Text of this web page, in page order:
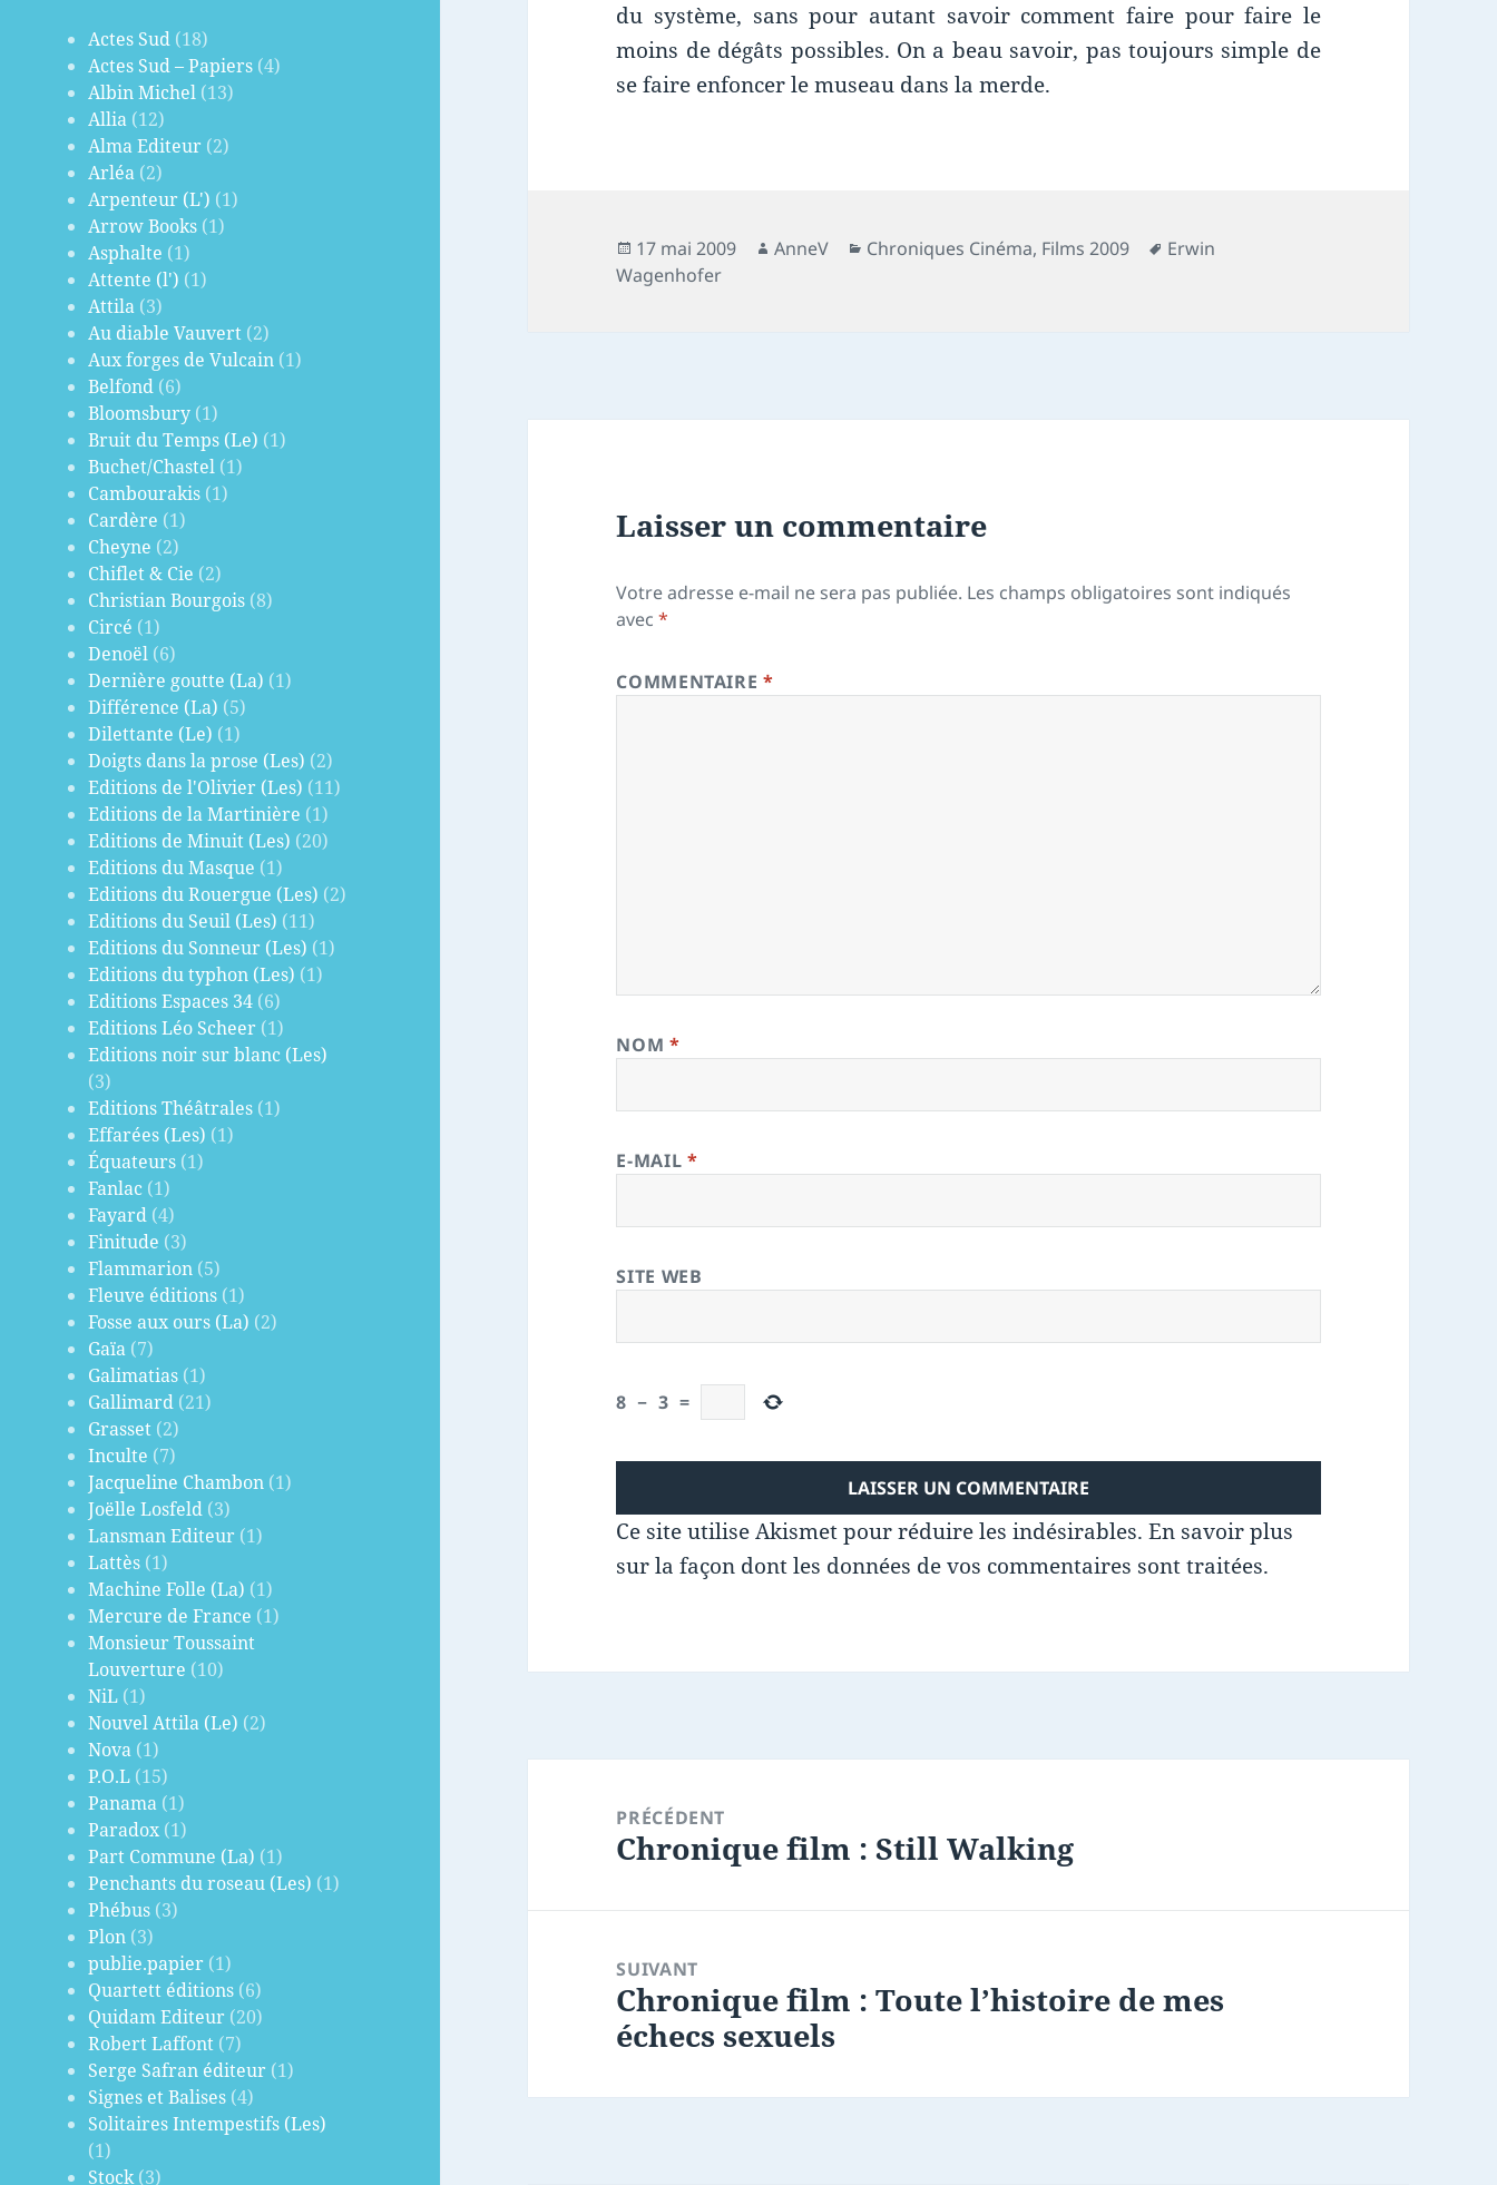
Actes Sud (18)
Actes Sud – Papiers (4)
Albin Michel (13)
Allia (12)
Alma Editeur (2)
Arléa (2)
Arpenteur (L') (1)
Arrow Books (1)
Asphalte (1)
Attente (l') (1)
Attila (3)
Au diable Vauvert (2)
Aux forges de Vulcain (1)
Belfond (6)
Bloomsbury (1)
Bruit du Temps (Le) (1)
Buchet/Chastel (1)
Cambourakis (1)
Cardère (1)
Cheyne (2)
Chiflet & Cie (2)
Christian Bourgois (8)
Circé (1)
Denoël (6)
Dernière goutte (La) (1)
Différence (La) (5)
Dilettante (Le) (1)
Doigts dans la prose (Les) (2)
Editions de l'Olivier (Les) (11)
Editions de la Martinière (1)
Editions de Minuit (Les) (20)
Editions du Masque (1)
Editions du Rouergue (Les) (2)
Editions du Seuil (Les) (11)
Editions du Sonneur (Les) (1)
Editions du typhon (Les) (1)
Editions Espaces 34 (6)
Editions Léo Scheer (1)
Editions noir sur blanc (Les)
(3)
Editions Théâtrales (1)
Effarées (Les) (1)
Équateurs (1)
Fanlac (1)
Fayard (4)
Finitude (3)
Flammarion (5)
Fleuve éditions (1)
Fosse aux ours (La) (2)
Gaïa (7)
Galimatias (1)
Gallimard (21)
Grasset (2)
Inculte (7)
Jacqueline Chambon (1)
Joëlle Losfeld (3)
Lansman Editeur (1)
Lattès (1)
Machine Folle (La) (1)
Mercure de France (1)
Monsieur Toussaint
Louverture (10)
NiL (1)
Nouvel Attila (Le) (2)
Nova (1)
P.O.L (15)
Panama (1)
Paradox (1)
Part Commune (La) (1)
Penchants du roseau (Les) (1)
Phébus (3)
Plon (3)
publie.papier (1)
Quartett éditions (6)
Quidam Editeur (20)
Robert Laffont (7)
Serge Safran éditeur (1)
Signes et Balises (4)
Solitaires Intempestifs (Les)
(1)
Stock(3)
du système, sans pour autant savoir comment faire pour faire le
moins de dégâts possibles. On a beau savoir, pas toujours simple de
se faire enfoncer le museau dans la merde.
Publié
le
17 mai 2009 Auteur
AnneV Catégories
Chroniques Cinéma, Films 2009
Mots-
Erwin
Wagenhofer
Laisser un commentaire
Votre adresse e-mail ne sera pas publiée. Les champs obligatoires sont indiqués
avec*
COMMENTAIRE*
NOM *
E-MAIL *
SITE WEB
8 − 3 =
Ce site utilise Akismet pour réduire les indésirables.En savoir plus
sur la façon dont les données de vos commentaires sont traitées.
PRÉCÉDENT
Article
Chronique film : Still Walking
SUIVANT
Article
suivant :
Chronique film : Toute l’histoire de mes
échecs sexuels